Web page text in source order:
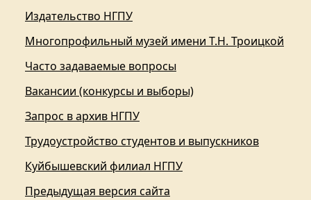
Издательство НГПУ
Многопрофильный музей имени Т.Н. Троицкой
Часто задаваемые вопросы
Вакансии (конкурсы и выборы)
Запрос в архив НГПУ
Трудоустройство студентов и выпускников
Куйбышевский филиал НГПУ
Предыдущая версия сайта